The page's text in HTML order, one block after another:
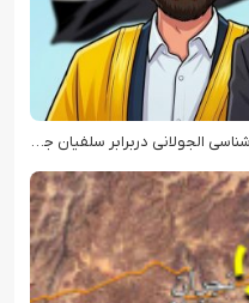
الجولانی دربرابر سلفیان جهادی